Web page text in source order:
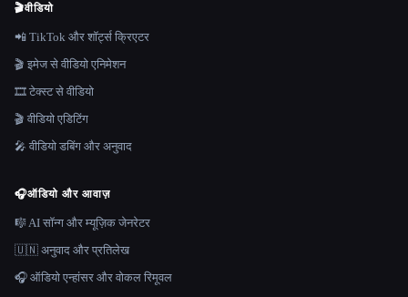
🎬वीडियो
📲 TikTok और शॉर्ट्स क्रिएटर
🎬 इमेज से वीडियो एनिमेशन
🎞️ टेक्स्ट से वीडियो
🎬 वीडियो एडिटिंग
🎤 वीडियो डबिंग और अनुवाद
🎧ऑडियो और आवाज़
🎼 AI सॉन्ग और म्यूज़िक जेनरेटर
🇺🇳 अनुवाद और प्रतिलेख
🎧 ऑडियो एन्हांसर और वोकल रिमूवल